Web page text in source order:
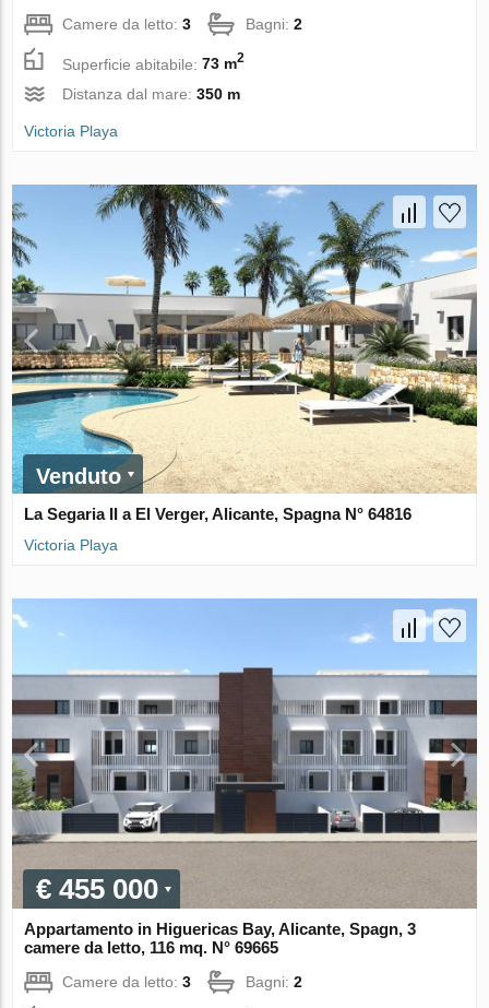
Camere da letto:3 Bagni:2
Superficie abitabile:73 m2
Distanza dal mare:350 m
Victoria Playa
Venduto
La Segaria II a El Verger, Alicante, Spagna N° 64816
Victoria Playa
€ 455 000
Appartamento in Higuericas Bay, Alicante, Spagn, 3
camere da letto, 116 mq. N° 69665
Camere da letto:3 Bagni:2